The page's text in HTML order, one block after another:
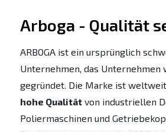
Arboga - Qualität
ARBOGA ist ein ursprünglich
Unternehmen, das Unternehmen
gegründet. Die Marke ist
hohe Qualitätvon industriellen
Poliermaschinen und